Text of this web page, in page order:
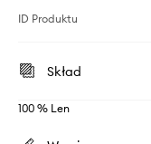
ID Produktu
Skład
100 % Len